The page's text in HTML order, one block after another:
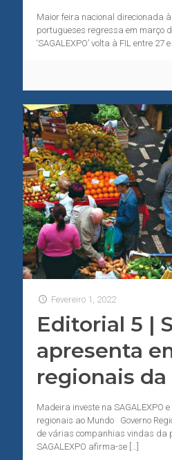
Maior feira nacional direcionada
portugueses regressa em março
‘SAGALEXPO’ volta à FIL entre 27
Fevereiro 1, 2022
Editorial 5 |
apresenta
regionais
Madeira investe na SAGALEXPO
regionais ao Mundo Governo
de várias companhias vindas da
SAGALEXPO afirma-se […]